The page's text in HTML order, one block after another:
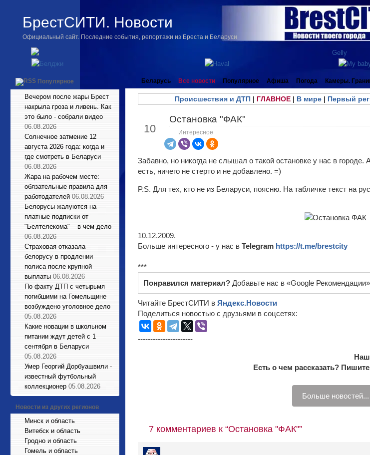
БрестСИТИ. Новости
Официальный сайт. Последние события, репортажи из Бреста и Беларуси
Популярное
Вечером после жары Брест
накрыла гроза и ливень. Как
это было - собрали видео
06.08.2026
Солнечное затмение 12
августа 2026 года: когда и
где смотреть в Беларуси
06.08.2026
Жара на рабочем месте:
обязательные правила для
работодателей 06.08.2026
Белорусы жалуются на
платные подписки от
"Белтелекома" – в чем дело
06.08.2026
Страховая отказала
белорусу в продлении
полиса после крупной
выплаты 06.08.2026
По факту ДТП с четырьмя
погибшими на Гомельщине
возбуждено уголовное дело
05.08.2026
Какие новации в школьном
питании ждут детей с 1
сентября в Беларуси
05.08.2026
Умер Георгий Дорбуашвили -
известный футбольный
коллекционер 05.08.2026
Новости из других регионов
Минск и область
Витебск и область
Гродно и область
Гомель и область
Беларусь Все новости Популярное Афиша Погода Камеры.
Происшествия и ДТП| ГЛАВНОЕ| В мире| Первый
10
Остановка "ФАК"
Интересное
Забавно, но никогда не слышал о такой остановке у нас в
есть, ничего не стерто и не добавлено. =)
P.S. Для тех, кто не из Беларуси, поясню. На табличке текст на
10.12.2009.
Больше интересного - у нас в Telegram https://t.me/brestcity
***
Понравился материал? Добавьте нас в «Google
Читайте БрестСИТИ в Яндекс.Новости
Поделиться новостью с друзьями в соцсетях:
----------------------
Наш
Есть о чем рассказать?
Больше новостей...
7 комментариев к “Остановка "ФАК"”